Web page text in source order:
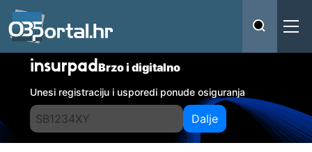
insurpadBrzo i digitalno
Unesi registraciju i usporedi ponude osiguranja
Dalje